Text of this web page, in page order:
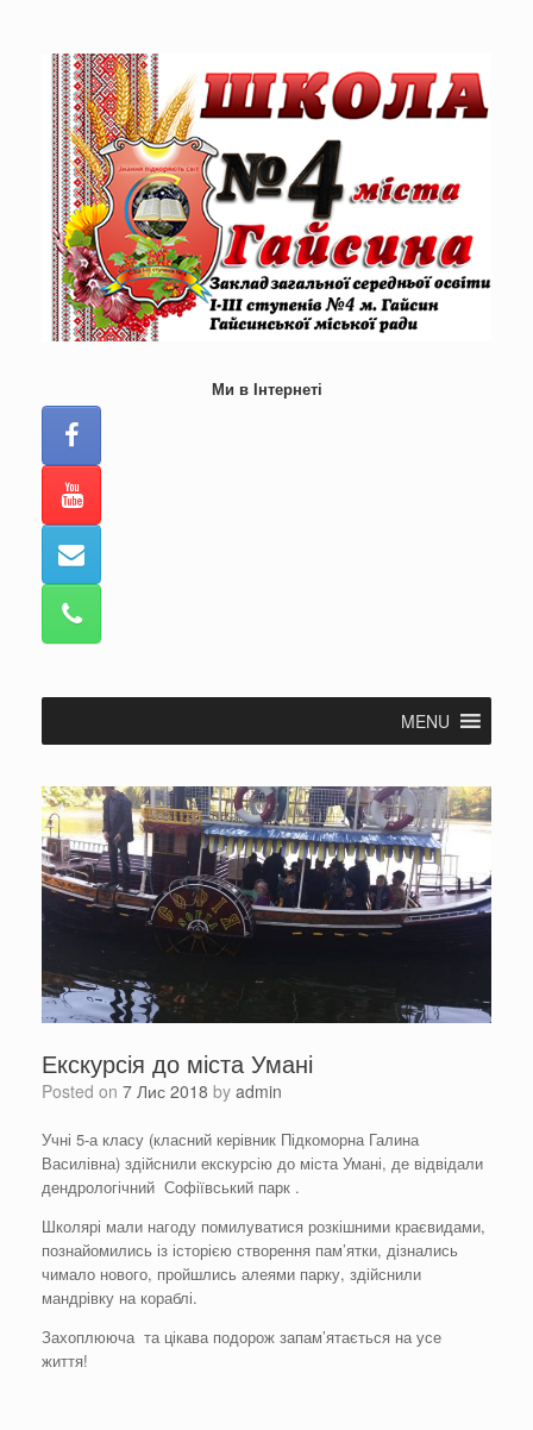
Ми в Інтернеті
MENU
Екскурсія до міста Умані
Posted on 7 Лис 2018 by admin
Учні 5-а класу (класний керівник Підкоморна Галина
Василівна) здійснили екскурсію до міста Умані, де відвідали
дендрологічний Софіївський парк .
Школярі мали нагоду помилуватися розкішними краєвидами,
познайомились із історією створення пам’ятки, дізнались
чимало нового, пройшлись алеями парку, здійснили
мандрівку на кораблі.
Захоплююча та цікава подорож запам’ятається на усе
життя!